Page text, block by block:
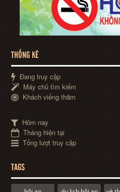
THỐNG KÊ
Đang truy cập
Máy chủ tìm kiếm
Khách viếng thăm
Hôm nay
Tháng hiện tại
Tổng lượt truy cập
TAGS